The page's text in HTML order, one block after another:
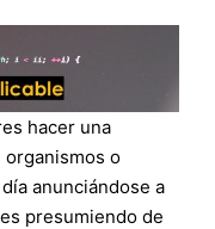
hacer una
organismos o
anunciándose a
presumiendo de